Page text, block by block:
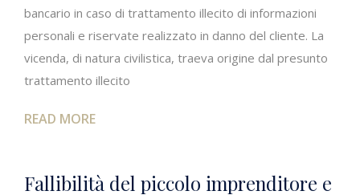
bancario in caso di trattamento illecito di informazioni
personali e riservate realizzato in danno del cliente. La
vicenda, di natura civilistica, traeva origine dal presunto
trattamento illecito
READ MORE
Fallibilità del piccolo imprenditore e